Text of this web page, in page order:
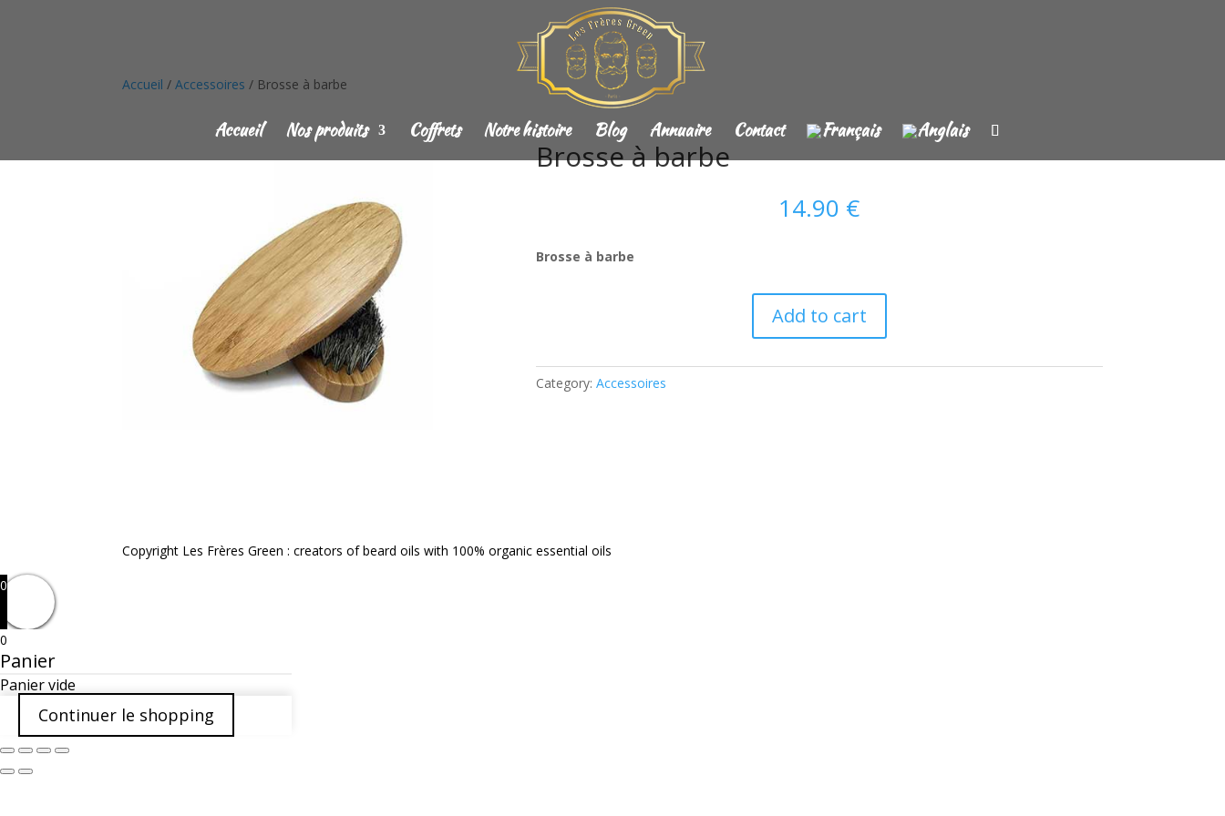
Accueil Nos produits Coffrets Notre histoire Blog Annuaire Contact
Accueil /Accessoires / Brosse à barbe
Brosse à barbe
14.90 €
Brosse à barbe
Add to cart
Category:Accessoires
Copyright Les Frères Green : creators of beard oils with 100% organic essential oils
0
0
Panier
Panier vide
Continuer le shopping